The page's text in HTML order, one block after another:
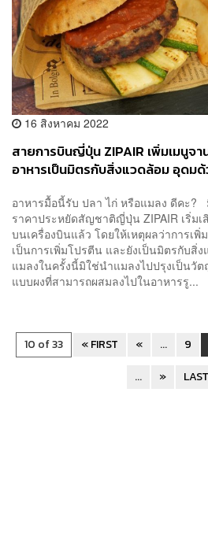
16 สิงหาคม 2022
สายการบินญี่ปุ่น ZIPAIR เพิ่มเมนูจา
อาหารเป็นมิตรกับสิ่งแวดล้อม อุดม
อาหารมื้อนี้รับ ปลา ไก่ หรือแมลง ดีคะ?
ราคาประหยัดสัญชาติญี่ปุ่น ZIPAIR เริ่มเ
บนเครื่องบินแล้ว โดยให้เหตุผลว่าการเพิ่
เป็นการเพิ่มโปรตีน และยังเป็นมิตรกับสิ่
แมลงในครั้งนี้มิใช่นำแมลงไปปรุงเป็นวั
แบบผงที่สามารถผสมลงไปในอาหารรู...
10 of 33 « FIRST « ... 9
...
»